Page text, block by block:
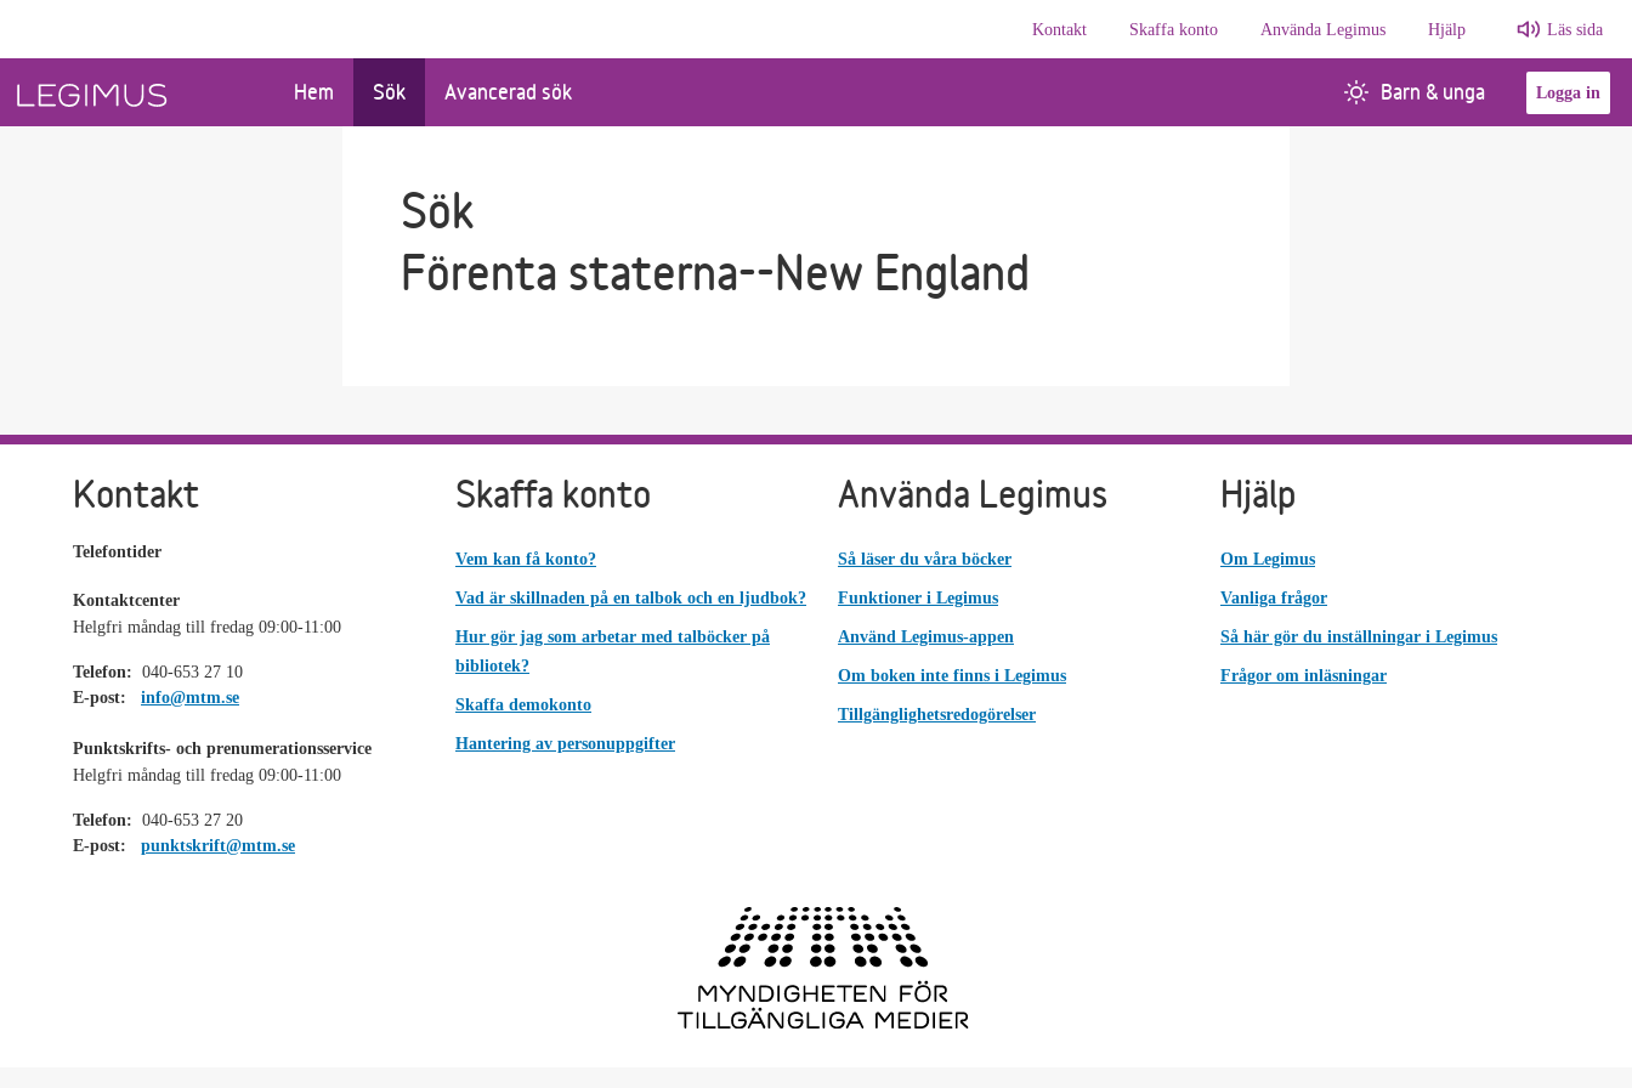
Kontakt
Skaffa konto Använda Legimus Hjälp Läs sida
Hem Sök Avancerad sök Barn & unga Logga in
Sök
Förenta staterna--New England
Kontakt
Telefontider
Kontaktcenter
Helgfri måndag till fredag 09:00-11:00
Telefon: 040-653 27 10
E-post:
info@mtm.se
Punktskrifts- och prenumerationsservice
Helgfri måndag till fredag 09:00-11:00
Telefon: 040-653 27 20
E-post:
punktskrift@mtm.se
Skaffa konto
Vem kan få konto?
Vad är skillnaden på en talbok och en ljudbok?
Hur gör jag som arbetar med talböcker på
bibliotek?
Skaffa demokonto
Hantering av personuppgifter
Använda Legimus
Så läser du våra böcker
Funktioner i Legimus
Använd Legimus-appen
Om boken inte finns i Legimus
Tillgänglighetsredogörelser
Hjälp
Om Legimus
Vanliga frågor
Så här gör du inställningar i Legimus
Frågor om inläsningar